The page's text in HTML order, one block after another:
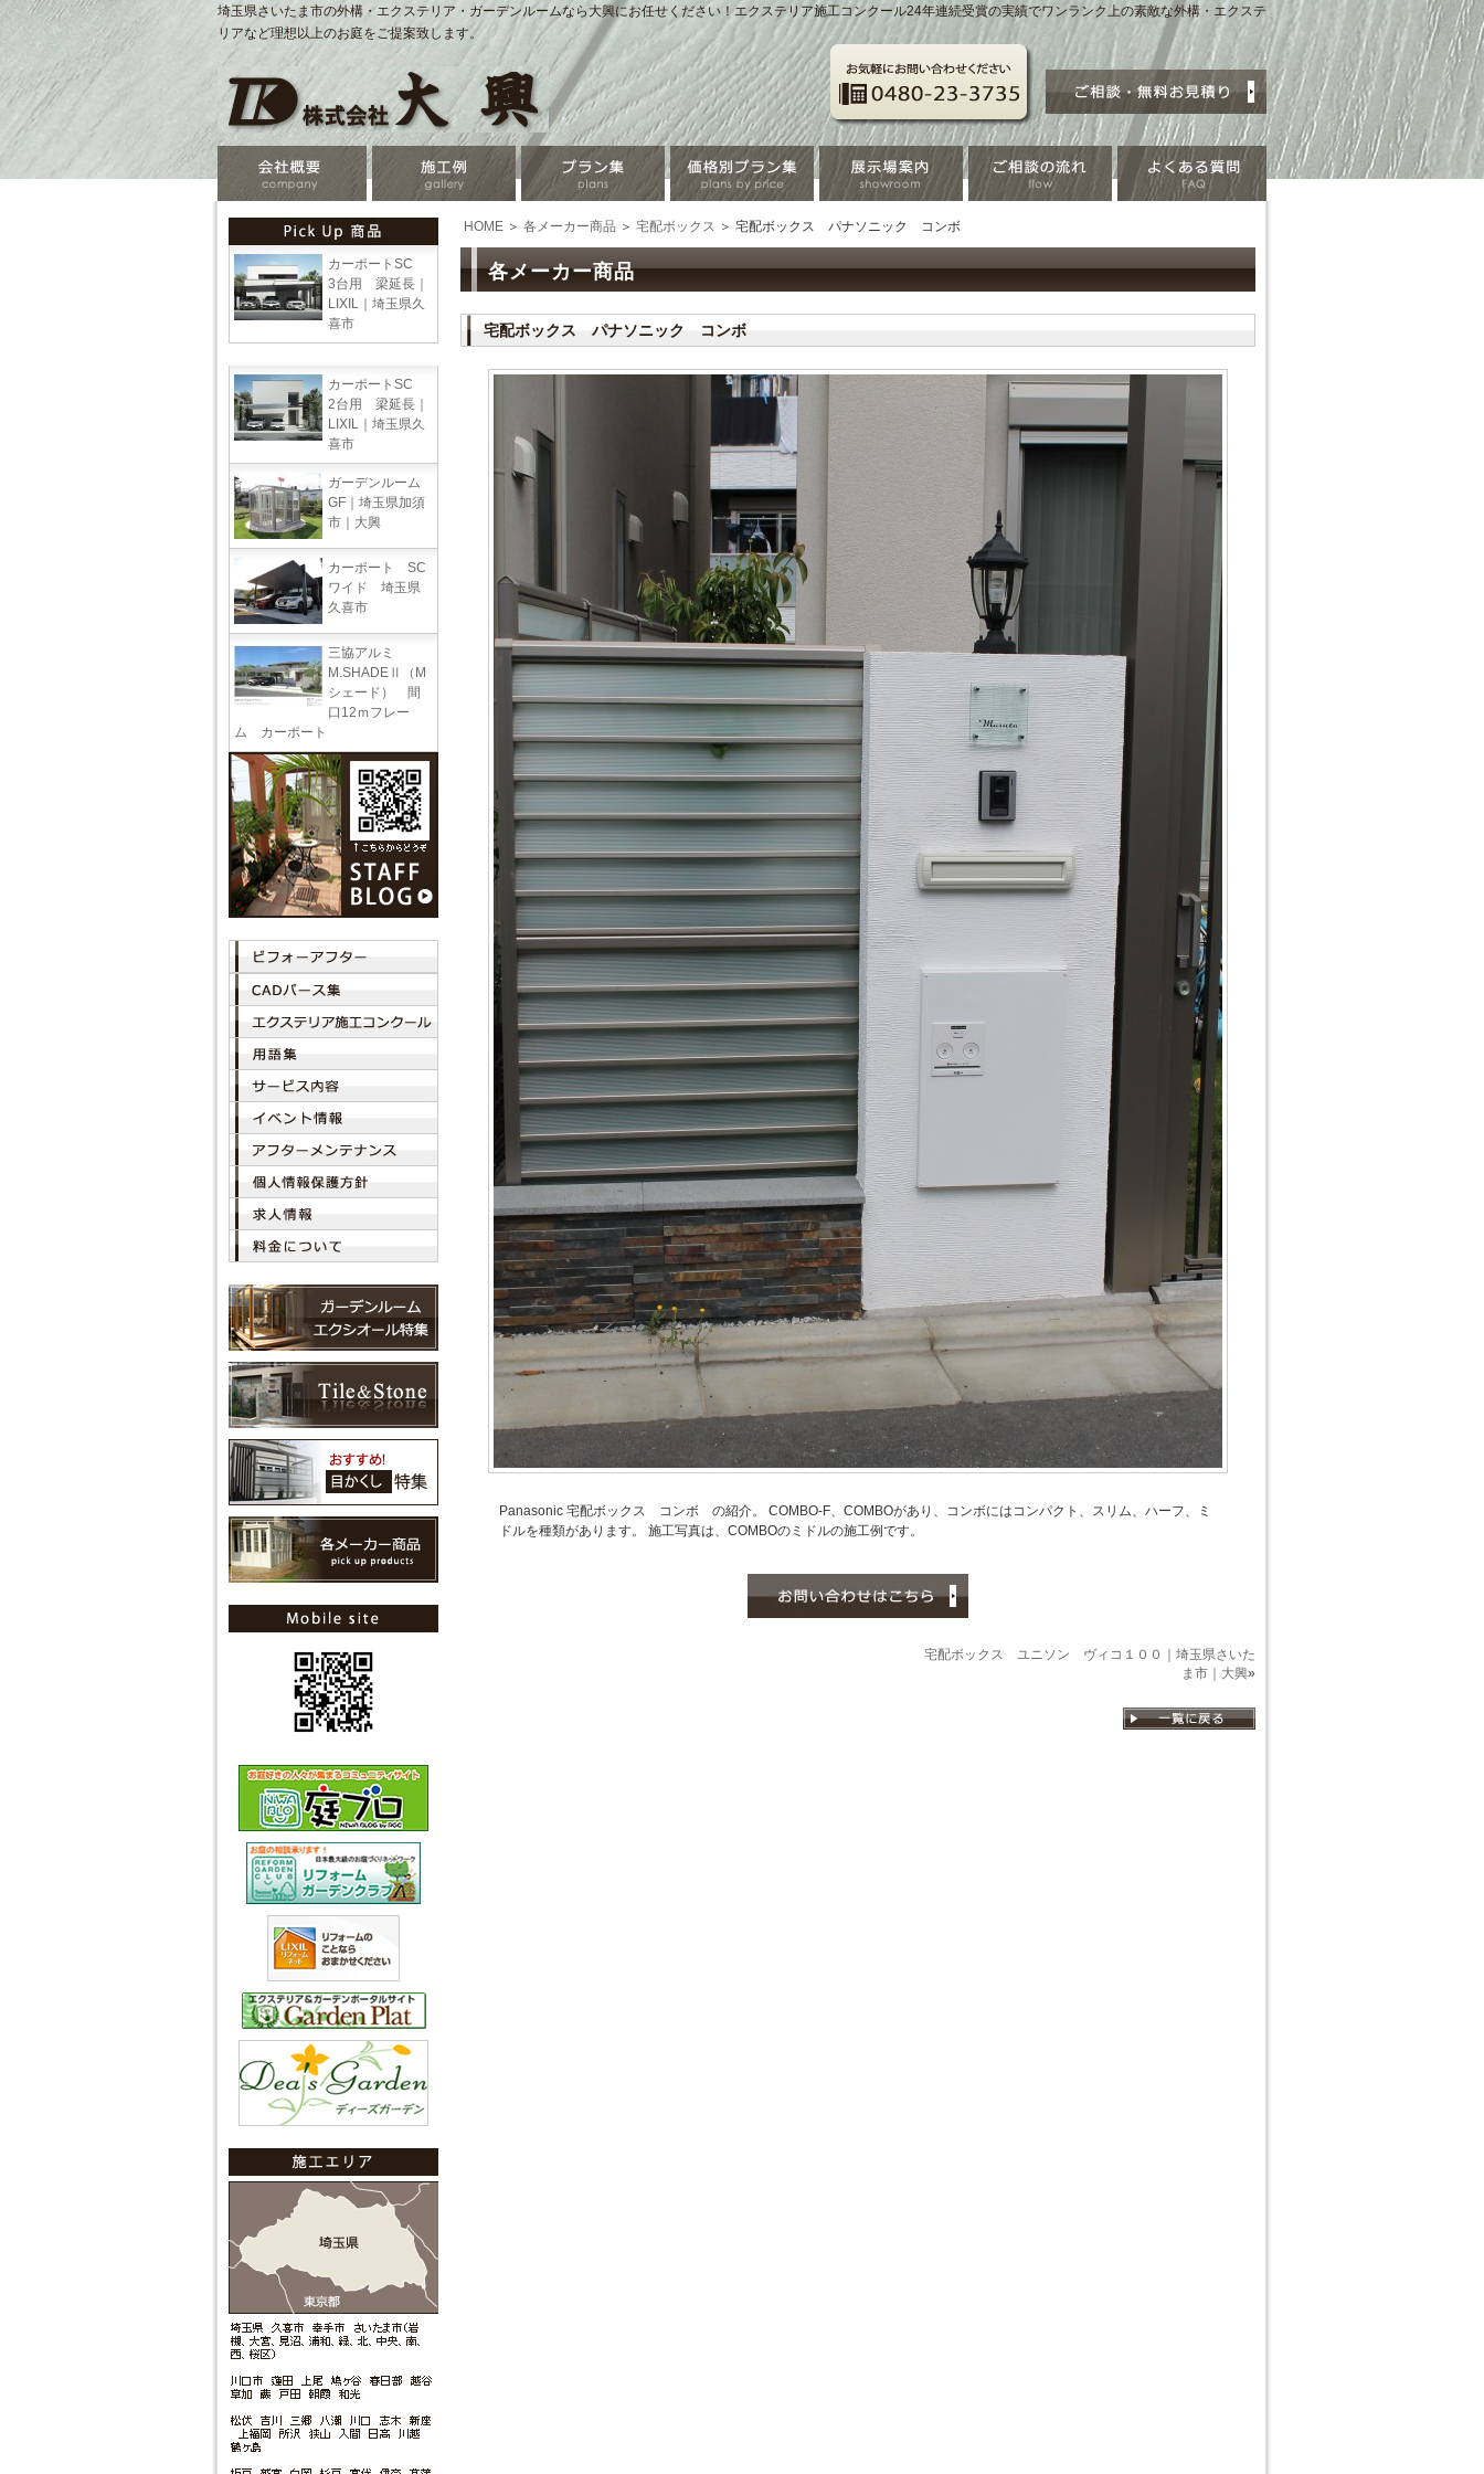
埼玉県さいたま市の外構・エクステリア・ガーデンルームなら大興にお任せください！エクステリア施工コンクール24年連続受賞の実績でワンランク上の素敵な外構・エクステ
リアなど理想以上のお庭をご提案致します。
HOME ＞ 各メーカー商品 ＞ 宅配ボックス ＞ 宅配ボックス パナソニック コンボ
各メーカー商品
宅配ボックス パナソニック コンボ
Panasonic 宅配ボックス コンボ の紹介。 COMBO-F、COMBOがあり、コンボにはコンパクト、スリム、ハーフ、ミ
ドルを種類があります。 施工写真は、COMBOのミドルの施工例です。
宅配ボックス ユニソン ヴィコ１００｜埼玉県さいた
ま市｜大興»
カーポートSC
3台用 梁延長｜
LIXIL｜埼玉県久
喜市
カーポートSC
2台用 梁延長｜
LIXIL｜埼玉県久
喜市
ガーデンルーム
GF｜埼玉県加須
市｜大興
カーポート SC
ワイド 埼玉県
久喜市
三協アルミ
M.SHADEⅡ（M
シェード） 間
口12ｍフレー
ム カーポート